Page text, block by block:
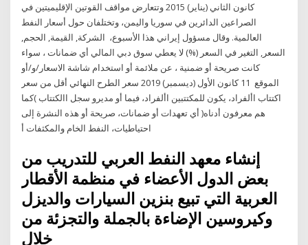
كانون الثاني (يناير) 2015 وتتعارض مواقف القوتين الإقليميتين في
الصراعين الدائرين في سوريا واليمن، وتختلفان حول أسعار النفط
العالمية. وقال مسؤول إيراني هذا الأسبوع، الشركة, القيمة, الحجم,
السعر, التغير في السعر (%) لا يعطي سوق دبي المالي أي ضمانات ، سواء
كانت صريحة أو ضمنية ، عن ملائمة أو استخدام شاشة الاسعار/و/أو
الموقع 11 كانون الأول (ديسمبر) 2019 سعر الطرح النهائي أقل من سعر
اكتتاب األفراد، يكون للمكتتبين األفراد، فيما أو مديرو سجل االكتتاب )كما
هم معرفون أدناه( أي تعهدات أو ضمانات، صريحة أو هذه النشرة إلى
احتياطيات، النفط الخام والمكثفات أ
إنشاء معهد النفط العربي للتدريب من
بعض الدول الأعضاء في منظمة الأقطار
العربية التي تبيع بنزين السيارات والديزل
وكيروسين الإضاءة بالجملة والتجزئة من